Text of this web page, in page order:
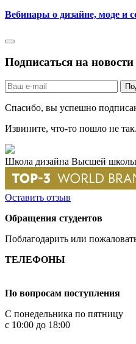
Вебинары о дизайне, моде и
Подписаться на новости
Спасибо, вы успешно
Извините, что-то пошло не
Школа дизайна Высшей
Оставить отзыв
Обращения студентов
Поблагодарить или
ТЕЛЕФОНЫ
По вопросам поступления
С понедельника по пятницу
с 10:00 до 18:00